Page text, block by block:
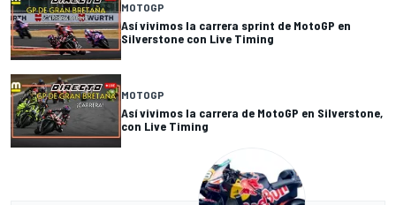
MOTOGP
Así vivimos la carrera sprint de MotoGP en
Silverstone con Live Timing
MOTOGP
Así vivimos la carrera de MotoGP en Silverstone,
con Live Timing